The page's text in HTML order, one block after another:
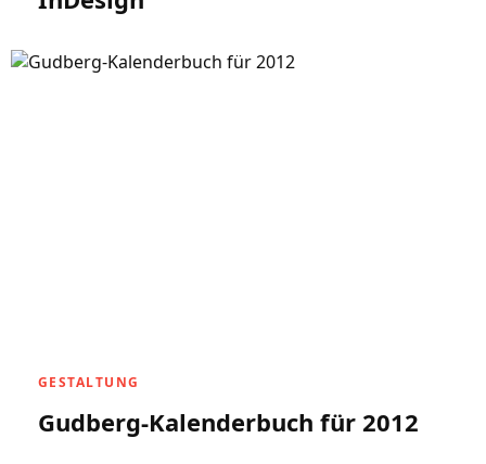
GESTALTUNG
Gudberg-Kalenderbuch für 2012